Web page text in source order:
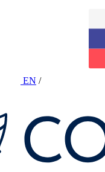
EN /